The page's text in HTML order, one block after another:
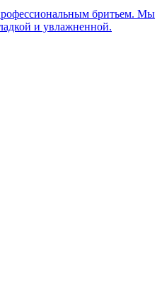
бритьем. Мы
и увлажненной.